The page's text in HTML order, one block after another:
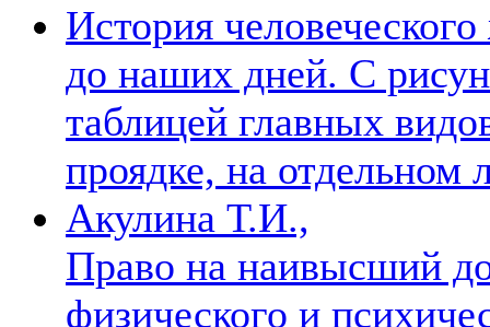
История
до наших дней. С
таблицей главных
проядке, на отдельном
Акулина Т.И.,
Право на наивысший
физического и